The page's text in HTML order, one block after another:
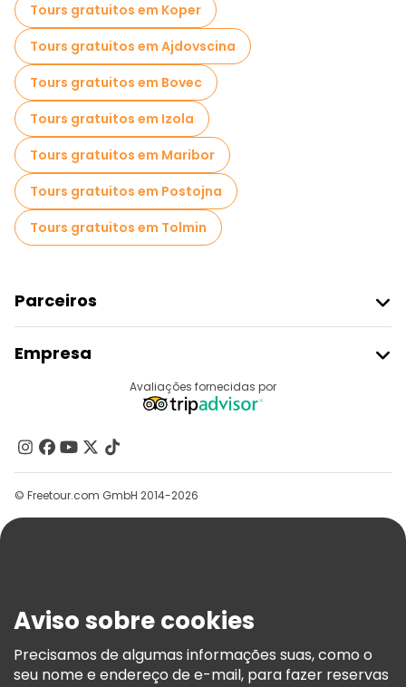
Tours gratuitos em Koper
Tours gratuitos em Ajdovscina
Tours gratuitos em Bovec
Tours gratuitos em Izola
Tours gratuitos em Maribor
Tours gratuitos em Postojna
Tours gratuitos em Tolmin
Parceiros
Registo Do Fornecedor
Programa De Afiliados
Empresa
Contacte-Nos
Grupos
Ajuda
Termos E Informações Legais
Política De Cookies
Freetour Prémios
Avaliações fornecidas por
© Freetour.com GmbH 2014-2026
Aviso sobre cookies
Precisamos de algumas informações suas, como o
seu nome e endereço de e-mail, para fazer reservas